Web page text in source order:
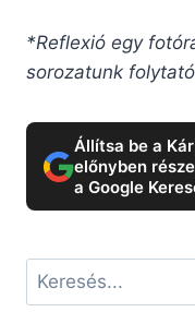
*Reflexió egy
sorozatunk
Állítsa be a
előnyben
a Google
Keresés